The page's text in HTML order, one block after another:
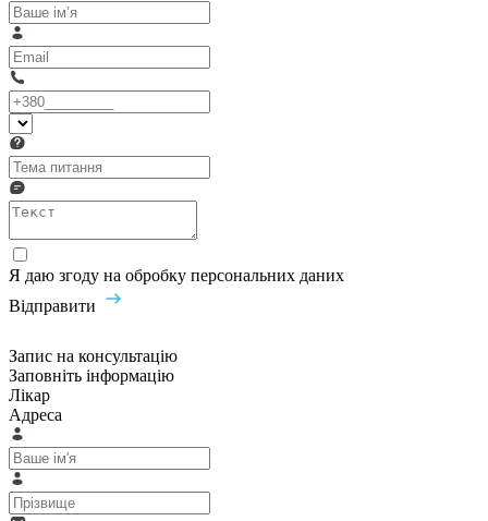
Я даю згоду на обробку персональних даних
Відправити
Запис на консультацію
Заповніть інформацію
Лікар
Адреса